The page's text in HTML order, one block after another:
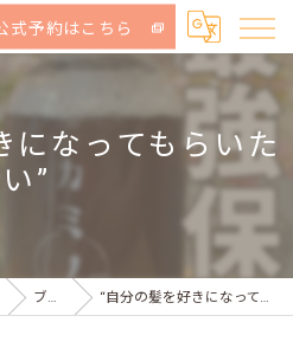
式予約はこちら
になってもらいた
い”
ブログ “自分の髪を好きになってもらいたい”